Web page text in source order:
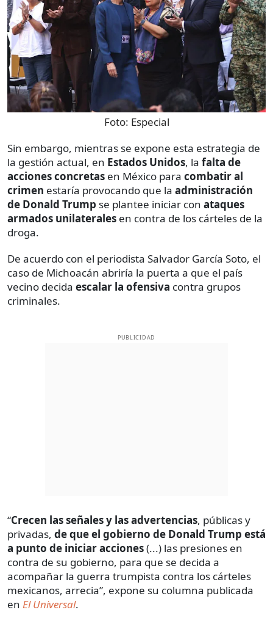
Foto: Especial
Sin embargo, mientras se expone esta estrategia de
la gestión actual, en Estados Unidos, la falta de
acciones concretas en México para combatir al
crimen estaría provocando que la administración
de Donald Trump se plantee iniciar con ataques
armados unilaterales en contra de los cárteles de la
droga.
De acuerdo con el periodista Salvador García Soto, el
caso de Michoacán abriría la puerta a que el país
vecino decida escalar la ofensiva contra grupos
criminales.
PUBLICIDAD
“Crecen las señales y las advertencias, públicas y
privadas, de que el gobierno de Donald Trump está
a punto de iniciar acciones(...) las presiones en
contra de su gobierno, para que se decida a
acompañar la guerra trumpista contra los cárteles
mexicanos, arrecia”, expone su columna publicada
en El Universal.